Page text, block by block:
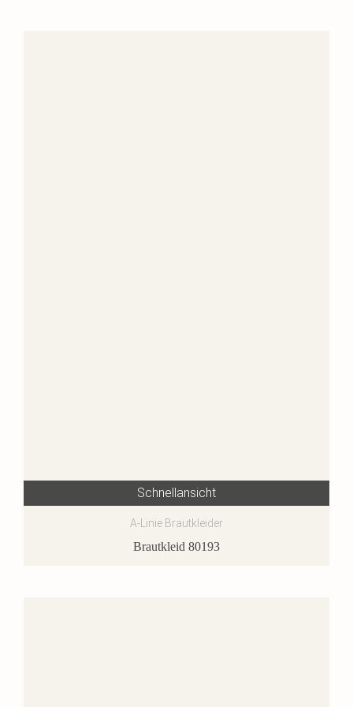
Schnellansicht
A-Linie Brautkleider
Brautkleid 80193